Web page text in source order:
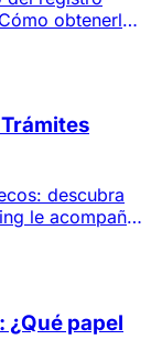
obtenerlo
descubra
le acompaña
papel